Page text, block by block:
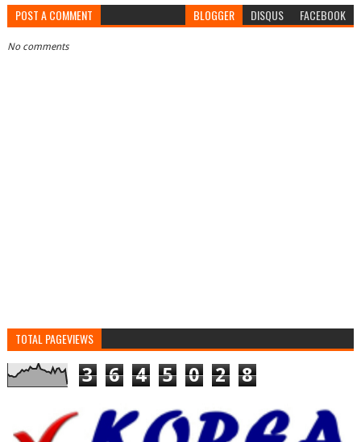
POST A COMMENT BLOGGER DISQUS FACEBOOK
No comments
TOTAL PAGEVIEWS
3 6 4 5 0 2 8